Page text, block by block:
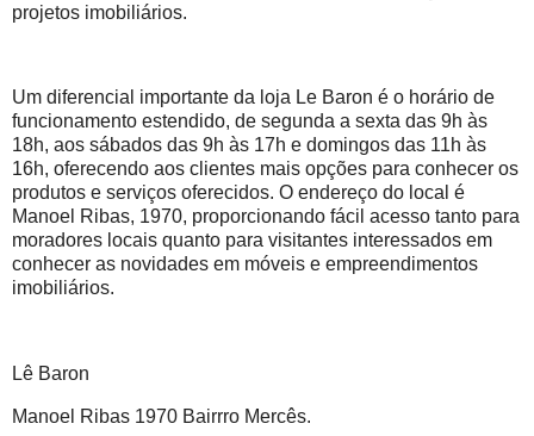
projetos imobiliários.
Um diferencial importante da loja Le Baron é o horário de
funcionamento estendido, de segunda a sexta das 9h às
18h, aos sábados das 9h às 17h e domingos das 11h às
16h, oferecendo aos clientes mais opções para conhecer os
produtos e serviços oferecidos. O endereço do local é
Manoel Ribas, 1970, proporcionando fácil acesso tanto para
moradores locais quanto para visitantes interessados em
conhecer as novidades em móveis e empreendimentos
imobiliários.
Lê Baron
Manoel Ribas 1970 Bairrro Mercês.